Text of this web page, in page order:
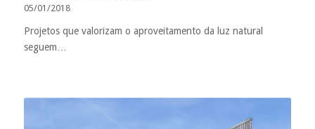
05/01/2018
Projetos que valorizam o aproveitamento da luz natural
seguem…